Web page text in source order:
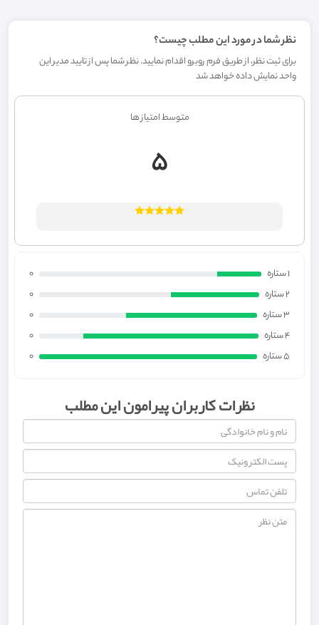
نظر شما در مورد این مطلب چیست؟
برای ثبت نظر، از طریق فرم روبرو اقدام نمایید. نظر شما پس از تایید مدیر این
واحد نمایش داده خواهد شد
متوسط امتیاز ها
5
1 ستاره
0
2 ستاره
0
3 ستاره
0
4 ستاره
0
5 ستاره
0
نظرات کاربران پیرامون این مطلب